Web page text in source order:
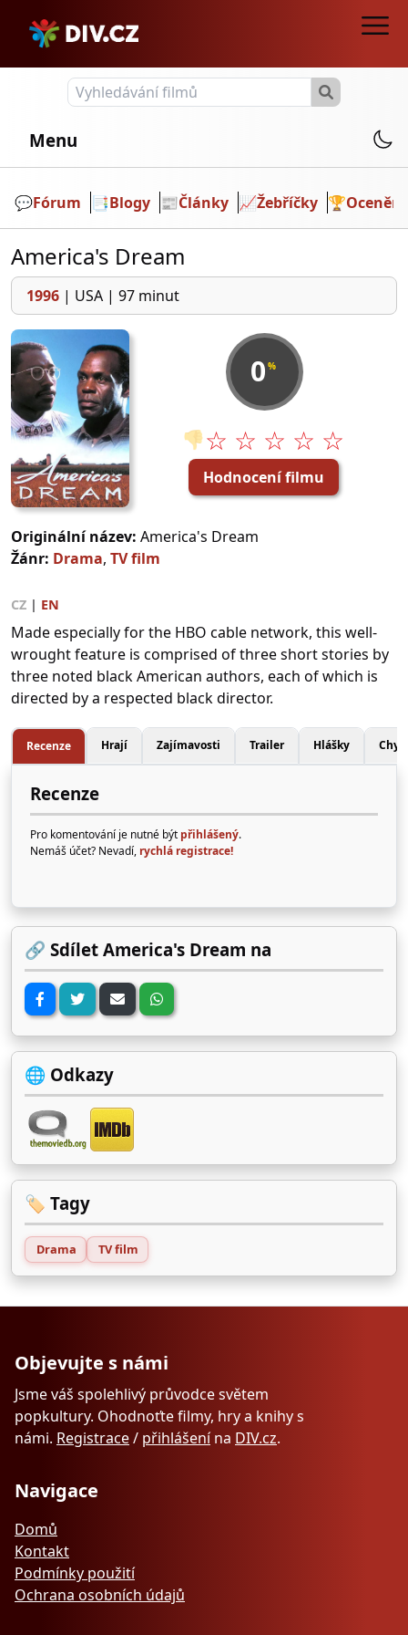
Menu
💬️Fórum 📑Blogy 📰Články 📈Žebříčky 🏆Ocenění
America's Dream
1996 | USA | 97 minut
0 %
👎☆ ☆ ☆ ☆ ☆
Hodnocení filmu
Originální název: America's Dream
Žánr: Drama, TV film
CZ | EN
Made especially for the HBO cable network, this well-
wrought feature is comprised of three short stories by
three noted black American authors, each of which is
directed by a respected black director.
Recenze Hrají Zajímavosti Trailer Hlášky
Recenze
Pro komentování je nutné být přihlášený.
Nemáš účet? Nevadí, rychlá registrace!
🔗 Sdílet America's Dream na
🌐 Odkazy
🏷️ Tagy
Drama TV film
Objevujte s námi
Jsme váš spolehlivý průvodce světem
popkultury. Ohodnoťte filmy, hry a knihy s
námi. Registrace/ přihlášenína DIV.cz.
Navigace
Domů
Kontakt
Podmínky použití
Ochrana osobních údajů